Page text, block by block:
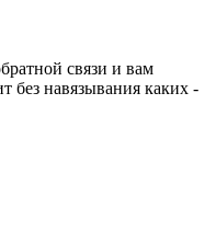
связи и вам
без навязывания каких -